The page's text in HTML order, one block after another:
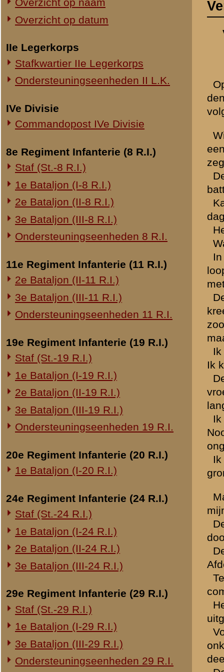
Commandopost IVe Divisie
8e Regiment Infanterie (8 R.I.)
1e Bataljon (I-8 R.I.)
2e Bataljon (II-8 R.I.)
3e Bataljon (III-8 R.I.)
Ondersteuningseenheden 8 R.I.
2e Bataljon (II-11 R.I.)
3e Bataljon (III-11 R.I.)
19e Regiment Infanterie (19 R.I.)
Staf (St.-19 R.I.)
1e Bataljon (I-19 R.I.)
2e Bataljon (II-19 R.I.)
3e Bataljon (III-19 R.I.)
Ondersteuningseenheden 19 R.I.
1e Bataljon (I-20 R.I.)
Staf (St.-24 R.I.)
1e Bataljon (I-24 R.I.)
3e Bataljon (III-24 R.I.)
29e Regiment Infanterie (29 R.I.)
1e Bataljon (I-29 R.I.)
3e Bataljon (III-29 R.I.)
Ondersteuningseenheden 29 R.I.
Staf (St.-8 R.A.)
1e Afdeling (I-8 R.A.)
3e Afdeling (III-8 R.A.)
Overige legeronderdelen
3e Regiment Huzaren (3 R.H.)
Luchtdoelmitrailleurs en -artillerie
1-II Bataljon Pag.
1-IV Bataljon Pag.
4e Compagnie Pioniers (4 C.P.)
4e Mitrailleurcompagnie (4 M.C.)
4-II Auto Bataljon
11e Grens Bataljon (11 G.B.)
1e Bataljon (I-46 R.I.)
Overige artillerie-onderdelen
Rijnbatterij
1e Afdeling (I-15 R.A.)
2e Artillerie Meet Compagnie
Wij hebben twee
zegt, de oorzaak gezocht
Kapitein CASPERS heeft
dagen niet.
Het bevel tot stelling
Wachtmeester PLIEGER
In de normaalstelling
meter. De Grebbeberg
De Luitenant GUDE
kreeg hij opdracht vuur-
zoo op, dat hij
maakte daarom bezwaar.
Ik heb zelf niet gezien,
Ik kon dit ook niet zien;
De motorrijders, die
vroegen om bij mij in
langs den Nieuwe
Ik heb terugtrekkende
Noord. In totaal heb ik
ongeveer 20 man bijeen
Ik heb mij practisch
grond, waar ik alleen
Maandagmorgen heeft
mijn commandopost
De Kapitein CASPERS
door eigen troepen. Ik
De Kapitein CASPERS
Te 11.45 uur heeft
commandopost van den
Het overleg met Kapitein
uitgezonden naar andere
Voor zoover ik mij
onklaar te maken. Ik
deel uitmaakte van een
De kapitein CASPERS
terugkomst wilde de
hieromtrent orders
meening aansloot. Om
De vliegtuigen, die ons
Dat de Kapitein
gehoord, doch weet dit
aldaar gekalmeerd heeft.
Bij het rechterstuk
op de achterrand van de
De Kapitein DE BRUINE
Na het vertrek van de
Afdeelingscommandant
rustig in stelling bleef.
van Kapitein DE
toen ook terug te gaan.
munitievrachtauto's
Infanterie zou de vijand
oorzaak waarom wij de
Kapitein CASPERS is
aanvaardde ons besluit.
De vuurmonden hebben
Ik weet niet, waarom wij
Majoor VAN DER WIEL
aan gedacht ons te
Luitenant JOOLEN is
Wachtmeester SMIT
buitengewoon goed